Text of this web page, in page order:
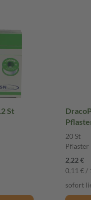
St
20 St
Pflaster
2,22 €
0,11 € /
sofort